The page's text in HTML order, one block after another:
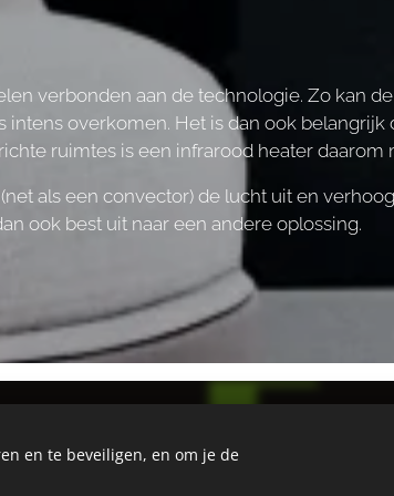
verbonden aan de technologie. Zo kan
overkomen. Het is dan ook
ruimtes is een infrarood heater daarom
als een convector) de lucht uit en
ook best uit naar een andere oplossing.
en te beveiligen, en om je de